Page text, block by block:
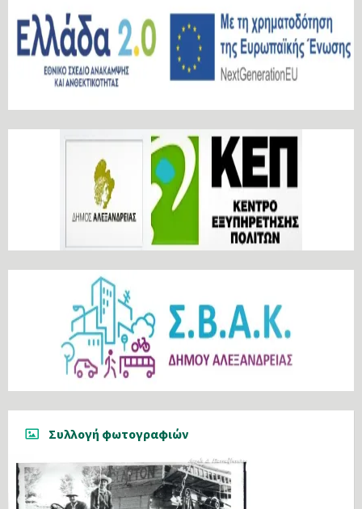
Συλλογή φωτογραφιών